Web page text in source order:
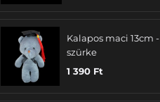
Kalapos maci 13cm -
szürke
1 390 Ft